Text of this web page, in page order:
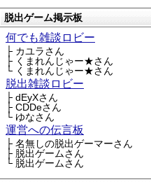
脱出ゲーム掲示板
何でも雑談ロビー
├ カユラさん
├ くまれんじゃー★さん
└ くまれんじゃー★さん
脱出雑談ロビー
├ dEyXさん
├ CDDeさん
└ ゆなさん
運営への伝言板
├ 名無しの脱出ゲーマーさん
├ 脱出ゲームさん
└ 脱出ゲームさん